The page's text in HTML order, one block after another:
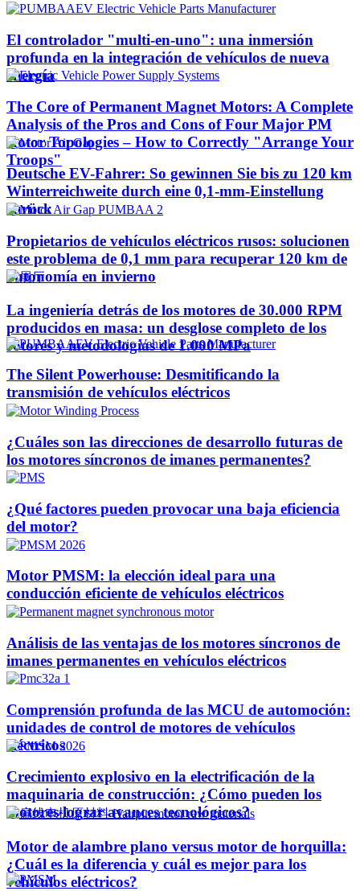
El controlador "multi-en-uno": una inmersión
profunda en la integración de vehículos de nueva
energía
The Core of Permanent Magnet Motors: A Complete
Analysis of the Pros and Cons of Four Major PM
Rotor Topologies – How to Correctly "Arrange Your
Troops"
Deutsche EV-Fahrer: So gewinnen Sie bis zu 120 km
Winterreichweite durch eine 0,1-mm-Einstellung
zurück
Propietarios de vehículos eléctricos rusos: solucionen
este problema de 0,1 mm para recuperar 120 km de
autonomía en invierno
La ingeniería detrás de los motores de 30.000 RPM
producidos en masa: un desglose completo de los
rotores y metodologías de 1.000 MPa
The Silent Powerhouse: Desmitificando la
transmisión de vehículos eléctricos
¿Cuáles son las direcciones de desarrollo futuras de
los motores síncronos de imanes permanentes?
¿Qué factores pueden provocar una baja eficiencia
del motor?
Motor PMSM: la elección ideal para una
conducción eficiente de vehículos eléctricos
Análisis de las ventajas de los motores síncronos de
imanes permanentes en vehículos eléctricos
Comprensión profunda de las MCU de automoción:
unidades de control de motores de vehículos
eléctricos
Crecimiento explosivo en la electrificación de la
maquinaria de construcción: ¿Cómo pueden los
motores lograr avances tecnológicos?
Motor de alambre plano versus motor de horquilla:
¿Cuál es la diferencia y cuál es mejor para los
vehículos eléctricos?